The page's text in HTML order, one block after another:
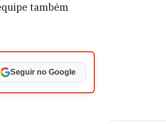
também
Seguir no Google